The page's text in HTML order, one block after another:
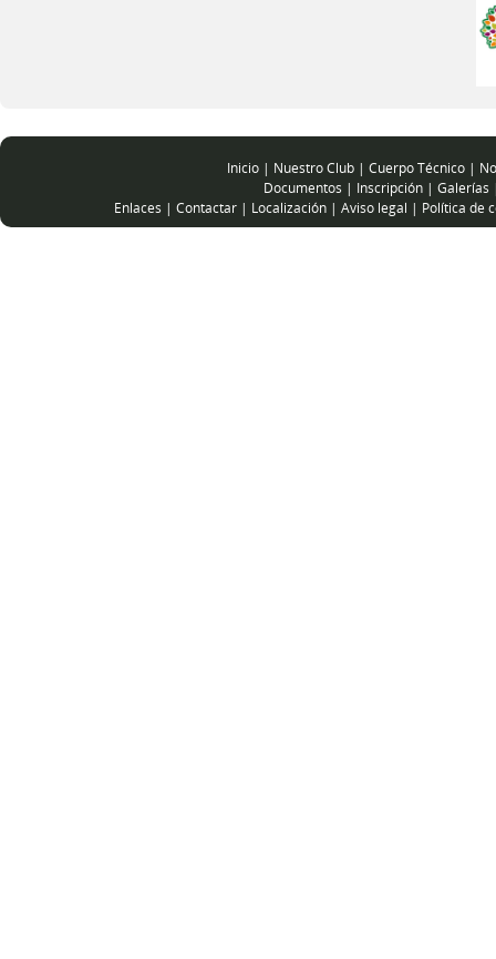
Inicio | Nuestro Club | Cuerpo Técnico |
Documentos | Inscripción | Galerías
Enlaces | Contactar | Localización | Aviso legal | Política de